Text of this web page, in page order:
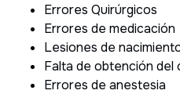
Errores Quirúrgicos
Errores de medicación
Lesiones de
Falta de obtención
Errores de anestesia